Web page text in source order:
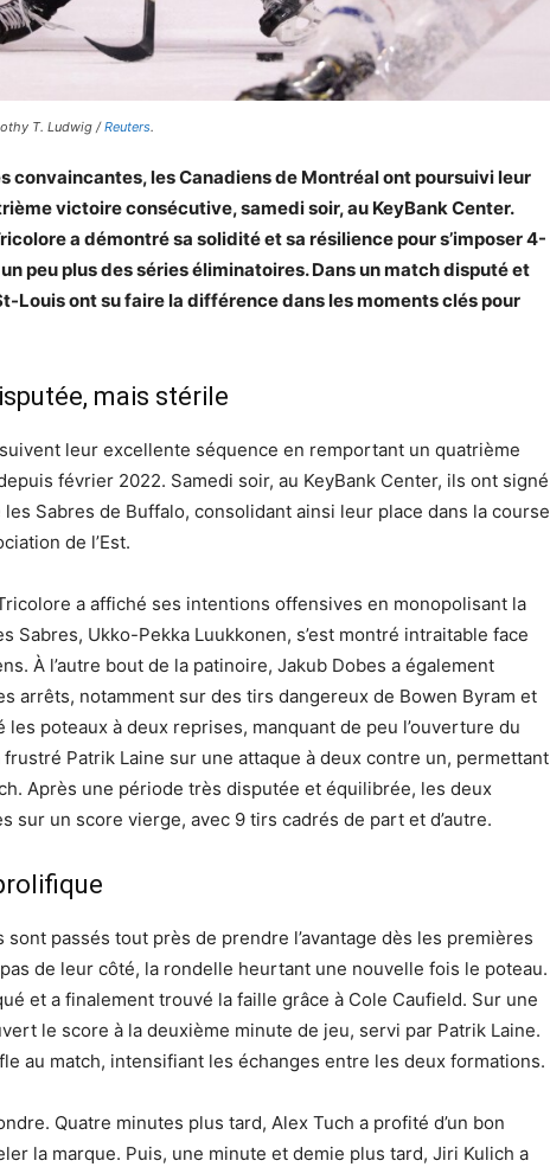
T. Ludwig /Reuters.
convaincantes, les Canadiens de Montréal ont poursuivi leur
victoire consécutive, samedi soir, au KeyBank Center.
a démontré sa solidité et sa résilience pour s’imposer 4-
peu plus des séries éliminatoires. Dans un match disputé et
Louis ont su faire la différence dans les moments clés pour
mais stérile
leur excellente séquence en remportant un quatrième
février 2022. Samedi soir, au KeyBank Center, ils ont signé
Sabres de Buffalo, consolidant ainsi leur place dans la course
de l’Est.
a affiché ses intentions offensives en monopolisant la
Sabres, Ukko-Pekka Luukkonen, s’est montré intraitable face
À l’autre bout de la patinoire, Jakub Dobes a également
arrêts, notamment sur des tirs dangereux de Bowen Byram et
poteaux à deux reprises, manquant de peu l’ouverture du
Patrik Laine sur une attaque à deux contre un, permettant
Après une période très disputée et équilibrée, les deux
sur un score vierge, avec 9 tirs cadrés de part et d’autre.
passés tout près de prendre l’avantage dès les premières
de leur côté, la rondelle heurtant une nouvelle fois le poteau.
et a finalement trouvé la faille grâce à Cole Caufield. Sur une
le score à la deuxième minute de jeu, servi par Patrik Laine.
au match, intensifiant les échanges entre les deux formations.
Quatre minutes plus tard, Alex Tuch a profité d’un bon
la marque. Puis, une minute et demie plus tard, Jiri Kulich a